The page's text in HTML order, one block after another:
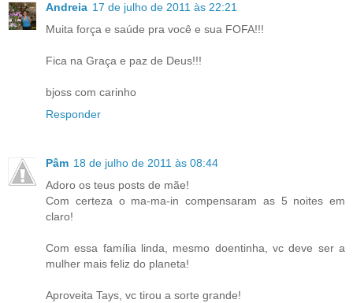
Andreia 17 de julho de 2011 às 22:21
Muita força e saúde pra você e sua FOFA!!!
Fica na Graça e paz de Deus!!!
bjoss com carinho
Responder
Pâm 18 de julho de 2011 às 08:44
Adoro os teus posts de mãe!
Com certeza o ma-ma-in compensaram as 5 noites em
claro!
Com essa família linda, mesmo doentinha, vc deve ser a
mulher mais feliz do planeta!
Aproveita Tays, vc tirou a sorte grande!